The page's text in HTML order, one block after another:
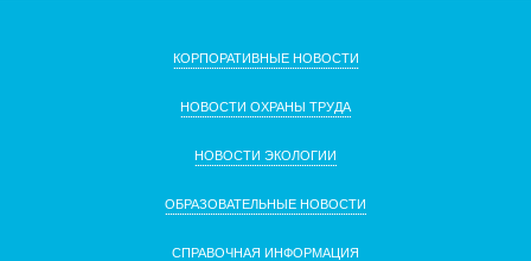
КОРПОРАТИВНЫЕ НОВОСТИ
НОВОСТИ ОХРАНЫ ТРУДА
НОВОСТИ ЭКОЛОГИИ
ОБРАЗОВАТЕЛЬНЫЕ НОВОСТИ
СПРАВОЧНАЯ ИНФОРМАЦИЯ